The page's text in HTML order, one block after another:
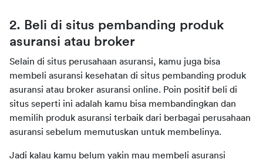
2. Beli di situs pembanding produk
asuransi atau broker
Selain di situs perusahaan asuransi, kamu juga bisa
membeli asuransi kesehatan di situs pembanding produk
asuransi atau broker asuransi online. Poin positif beli di
situs seperti ini adalah kamu bisa membandingkan dan
memilih produk asuransi terbaik dari berbagai perusahaan
asuransi sebelum memutuskan untuk membelinya.
Jadi kalau kamu belum yakin mau membeli asuransi